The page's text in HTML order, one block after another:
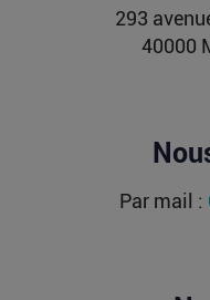
Lire la suite
293
40000
Par mail :